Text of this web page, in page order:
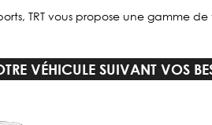
TRT vous propose une gamme
VÉHICULE SUIVANT VOS